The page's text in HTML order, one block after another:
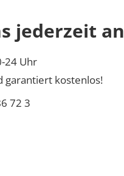
jederzeit an
24 Uhr
garantiert kostenlos!
72 3